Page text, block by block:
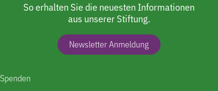
So erhalten Sie die neuesten Informationen
aus unserer Stiftung.
Newsletter Anmeldung
Spenden